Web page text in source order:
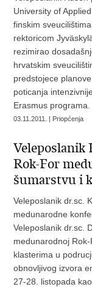
University of
finskim
rektoricom
rezimirao
hrvatskim
predstojece
poticanja
Erasmus programa.
03.11.2011. | Priopćenja
Veleposlanik
Rok-For
šumarstvu i
Veleposlanik dr.sc.
medunarodne
Veleposlanik dr.sc.
medunarodnoj
klasterima u
obnovljivog izvora
27-28. listopada